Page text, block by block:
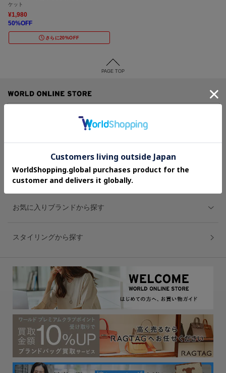
ケット
¥1,980
50%OFF
さらに20%OFF
PAGE TOP
ブランドから探す
お気に入りブランドから探す
スタイリングから探す